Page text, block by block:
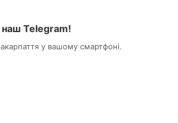
наш Telegram!
у вашому смартфоні.